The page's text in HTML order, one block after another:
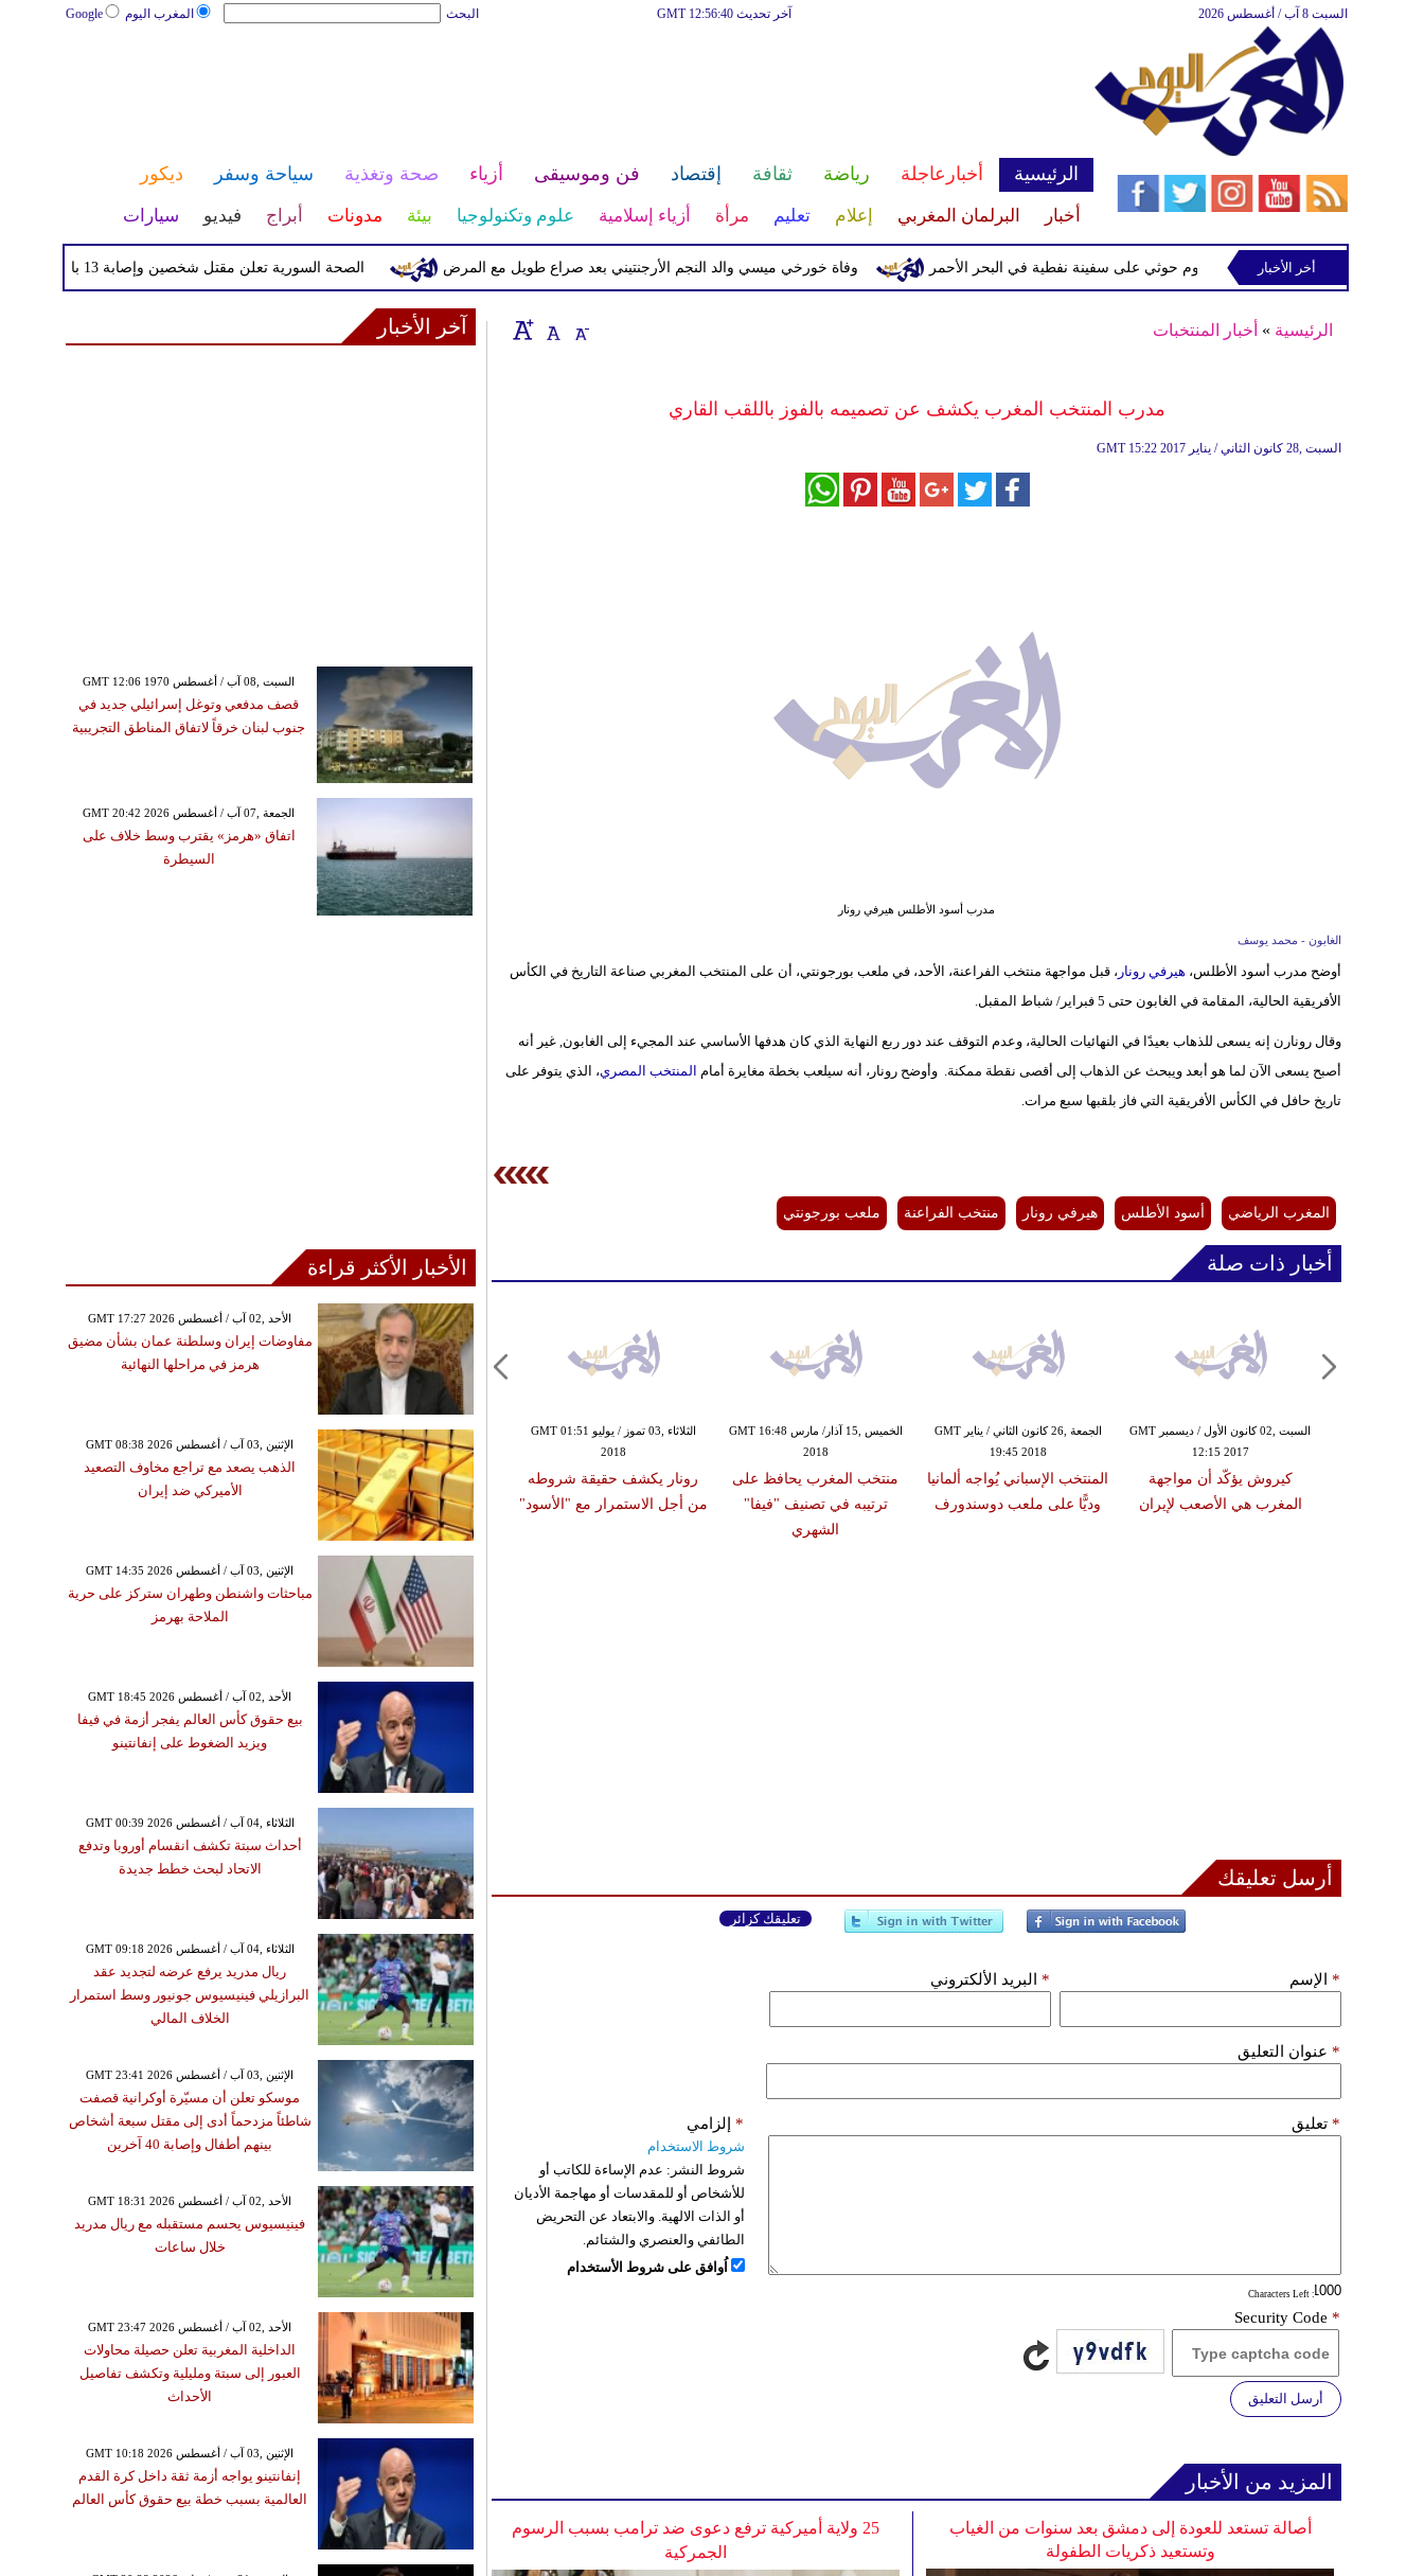
المغرب اليوم Google البحث آخر تحديث GMT 12:56:40 السبت 8 آب / أغسطس 2026
الرئيسية أخبارعاجلة رياضة ثقافة إقتصاد فن وموسيقى أزياء صحة وتغذية سياحة وسفر ديكور
أخبار البرلمان المغربي إعلام تعليم مرأة أزياء إسلامية علوم وتكنولوجيا بيئة مدونات أبراج فيديو سيارات
الصحة السورية تعلن مقتل شخصين وإصابة 13 بانفجار مركبة قرب دمشق وفاة خورخي ميسي والد النجم الأرجنتيني بعد صراع طويل مع المرض إحباط هجوم حوثي على سفينة نفطية في البحر الأحمر
أخر الأخبار
الرئيسية » أخبار المنتخبات
مدرب المنتخب المغرب يكشف عن تصميمه بالفوز باللقب القاري
GMT 15:22 2017 السبت ,28 كانون الثاني / يناير
مدرب أسود الأطلس هيرفي رونار
الغابون - محمد يوسف
أوضح مدرب أسود الأطلس، هيرفي رونار ، قبل مواجهة منتخب الفراعنة، الأحد، في ملعب بورجونتي، أن على المنتخب المغربي صناعة التاريخ في الكأس
الأفريقية الحالية، المقامة في الغابون حتى 5 فبراير/ شباط المقبل.
وقال رونارن إنه يسعى للذهاب بعيدًا في النهائيات الحالية، وعدم التوقف عند دور ربع النهاية الذي كان هدفها الأساسي عند المجيء إلى الغابون, غير أنه
أصبح يسعى الآن لما هو أبعد ويبحث عن الذهاب إلى أقصى نقطة ممكنة. وأوضح رونار، أنه سيلعب بخطة مغايرة أمام المنتخب المصري، الذي يتوفر على
تاريخ حافل في الكأس الأفريقية التي فاز بلقبها سبع مرات.
المغرب الرياضي أسود الأطلس هيرفي رونار منتخب الفراعنة ملعب بورجونتي
أخبار ذات صلة
الثلاثاء ,03 تموز / يوليو GMT 01:51
2018
رونار يكشف حقيقة شروطه
من أجل الاستمرار مع "الأسود"
الخميس ,15 آذار/ مارس GMT 16:48
2018
منتخب المغرب يحافظ على
ترتيبه في تصنيف "فيفا"
الشهري
الجمعة ,26 كانون الثاني / يناير GMT
19:45 2018
​المنتخب الإسباني يُواجه ألمانيا
وديًّا على ملعب دوسندورف
السبت ,02 كانون الأول / ديسمبر GMT
12:15 2017
كيروش يؤكّد أن مواجهة
المغرب هي الأصعب لإيران
أرسل تعليقك
تعليقك كزائر
الإسم * البريد الألكتروني *
عنوان التعليق *
تعليق *
: Characters Left
إلزامي *
شروط الاستخدام
شروط النشر: عدم الإساءة للكاتب أو
للأشخاص أو للمقدسات أو مهاجمة الأديان
أو الذات الالهية. والابتعاد عن التحريض
الطائفي والعنصري والشتائم.
اُوافق على شروط الأستخدام
Security Code *
أرسل التعليق
المزيد من الأخبار
25 ولاية أميركية ترفع دعوى ضد ترامب بسبب الرسوم
الجمركية
أصالة تستعد للعودة إلى دمشق بعد سنوات من الغياب
وتستعيد ذكريات الطفولة
آخر الأخبار
GMT 12:06 1970 السبت ,08 آب / أغسطس
قصف مدفعي وتوغل إسرائيلي جديد في
جنوب لبنان خرقاً لاتفاق المناطق التجريبية
GMT 20:42 2026 الجمعة ,07 آب / أغسطس
اتفاق «هرمز» يقترب وسط خلاف على
السيطرة
الأخبار الأكثر قراءة
GMT 17:27 2026 الأحد ,02 آب / أغسطس
مفاوضات إيران وسلطنة عمان بشأن مضيق
هرمز في مراحلها النهائية
GMT 08:38 2026 الإثنين ,03 آب / أغسطس
الذهب يصعد مع تراجع مخاوف التصعيد
الأميركي ضد إيران
GMT 14:35 2026 الإثنين ,03 آب / أغسطس
مباحثات واشنطن وطهران ستركز على حرية
الملاحة بهرمز
GMT 18:45 2026 الأحد ,02 آب / أغسطس
بيع حقوق كأس العالم يفجر أزمة في فيفا
ويزيد الضغوط على إنفانتينو
GMT 00:39 2026 الثلاثاء ,04 آب / أغسطس
أحداث سبتة تكشف انقسام أوروبا وتدفع
الاتحاد لبحث خطط جديدة
GMT 09:18 2026 الثلاثاء ,04 آب / أغسطس
ريال مدريد يرفع عرضه لتجديد عقد
البرازيلي فينيسيوس جونيور وسط استمرار
الخلاف المالي
GMT 23:41 2026 الإثنين ,03 آب / أغسطس
موسكو تعلن أن مسيّرة أوكرانية قصفت
شاطئاً مزدحماً أدى إلى مقتل سبعة أشخاص
بينهم أطفال وإصابة 40 آخرين
GMT 18:31 2026 الأحد ,02 آب / أغسطس
فينيسيوس يحسم مستقبله مع ريال مدريد
خلال ساعات
GMT 23:47 2026 الأحد ,02 آب / أغسطس
الداخلية المغربية تعلن حصيلة محاولات
العبور إلى سبتة ومليلية وتكشف تفاصيل
الأحداث
GMT 10:18 2026 الإثنين ,03 آب / أغسطس
إنفانتينو يواجه أزمة ثقة داخل كرة القدم
العالمية بسبب خطة بيع حقوق كأس العالم